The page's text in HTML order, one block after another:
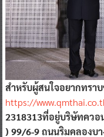
สำหรับผู้สนใจอยากทรา
https://
2318313ที่อยู่บริษัทควอ
) 99/6-9 ถนนริมคลองบ